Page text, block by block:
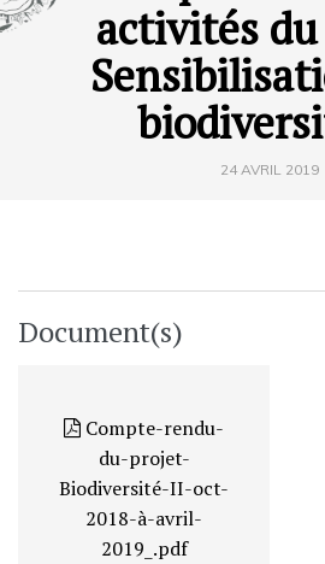
activités
24 AVRIL 2019
Document(s)
Compte-rendu-
du-projet-
Biodiversité-II-oct-
2018-à-avril-
2019_.pdf